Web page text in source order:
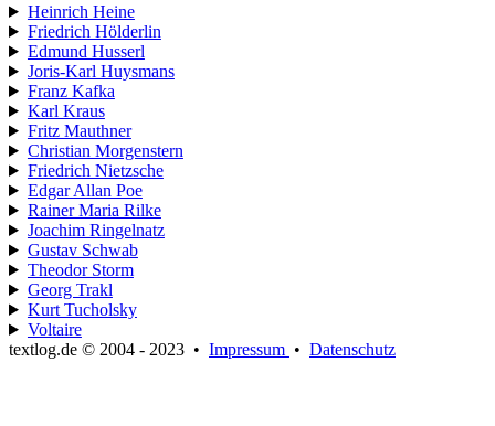
Heinrich Heine
Friedrich Hölderlin
Edmund Husserl
Joris-Karl Huysmans
Franz Kafka
Karl Kraus
Fritz Mauthner
Christian Morgenstern
Friedrich Nietzsche
Edgar Allan Poe
Rainer Maria Rilke
Joachim Ringelnatz
Gustav Schwab
Theodor Storm
Georg Trakl
Kurt Tucholsky
Voltaire
textlog.de © 2004 - 2023 • Impressum • Datenschutz